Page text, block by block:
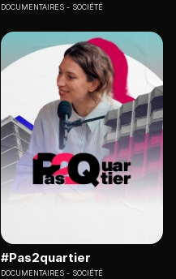
DOCUMENTAIRES SOCIÉTÉ
#Pas2quartier
DOCUMENTAIRES SOCIÉTÉ